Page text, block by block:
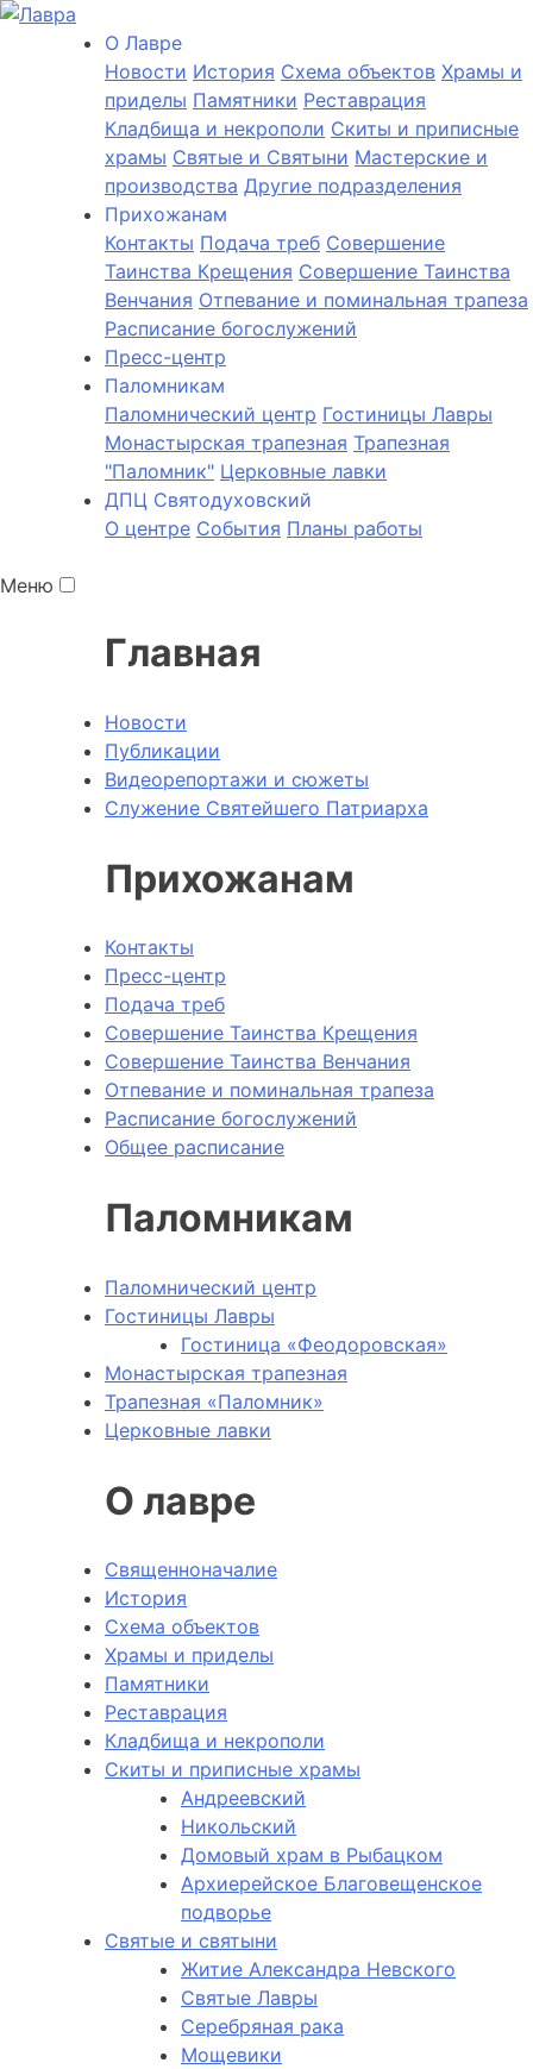
О Лаврe
Новости История Cхема объектов Храмы и
приделы Памятники Реставрация
Кладбища и некрополи Скиты и приписные
храмы Святые и Святыни Мастерские и
производства Другие подразделения
Прихожанам
Контакты Подача треб Совершение
Таинства Крещения Совершение Таинства
Венчания Отпевание и поминальная трапеза
Расписание богослужений
Пресс-центр
Паломникам
Паломнический центр Гостиницы Лавры
Монастырская трапезная Трапезная
"Паломник" Церковные лавки
ДПЦ Святодуховский
О центре События Планы работы
Меню
Главная
Новости
Публикации
Видеорепортажи и сюжеты
Служение Святейшего Патриарха
Прихожанам
Контакты
Пресс-центр
Подача треб
Совершение Таинства Крещения
Совершение Таинства Венчания
Отпевание и поминальная трапеза
Расписание богослужений
Общее расписание
Паломникам
Паломнический центр
Гостиницы Лавры
Гостиница «Феодоровская»
Монастырская трапезная
Трапезная «Паломник»
Церковные лавки
О лавре
Священноначалие
История
Схема объектов
Храмы и приделы
Памятники
Реставрация
Кладбища и некрополи
Скиты и приписные храмы
Андреевский
Никольский
Домовый храм в Рыбацком
Архиерейское Благовещенское
подворье
Святые и святыни
Житие Александра Невского
Святые Лавры
Серебряная рака
Мощевики